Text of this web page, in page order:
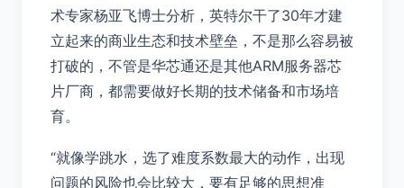
术专家杨亚飞博士分析，英特尔干了30年才建
立起来的商业生态和技术壁垒，不是那么容易被
打破的，不管是华芯通还是其他ARM服务器芯
片厂商，都需要做好长期的技术储备和市场培
育。
“就像学跳水，选了难度系数最大的动作，出现
问题的风险也会比较大，要有足够的思想准